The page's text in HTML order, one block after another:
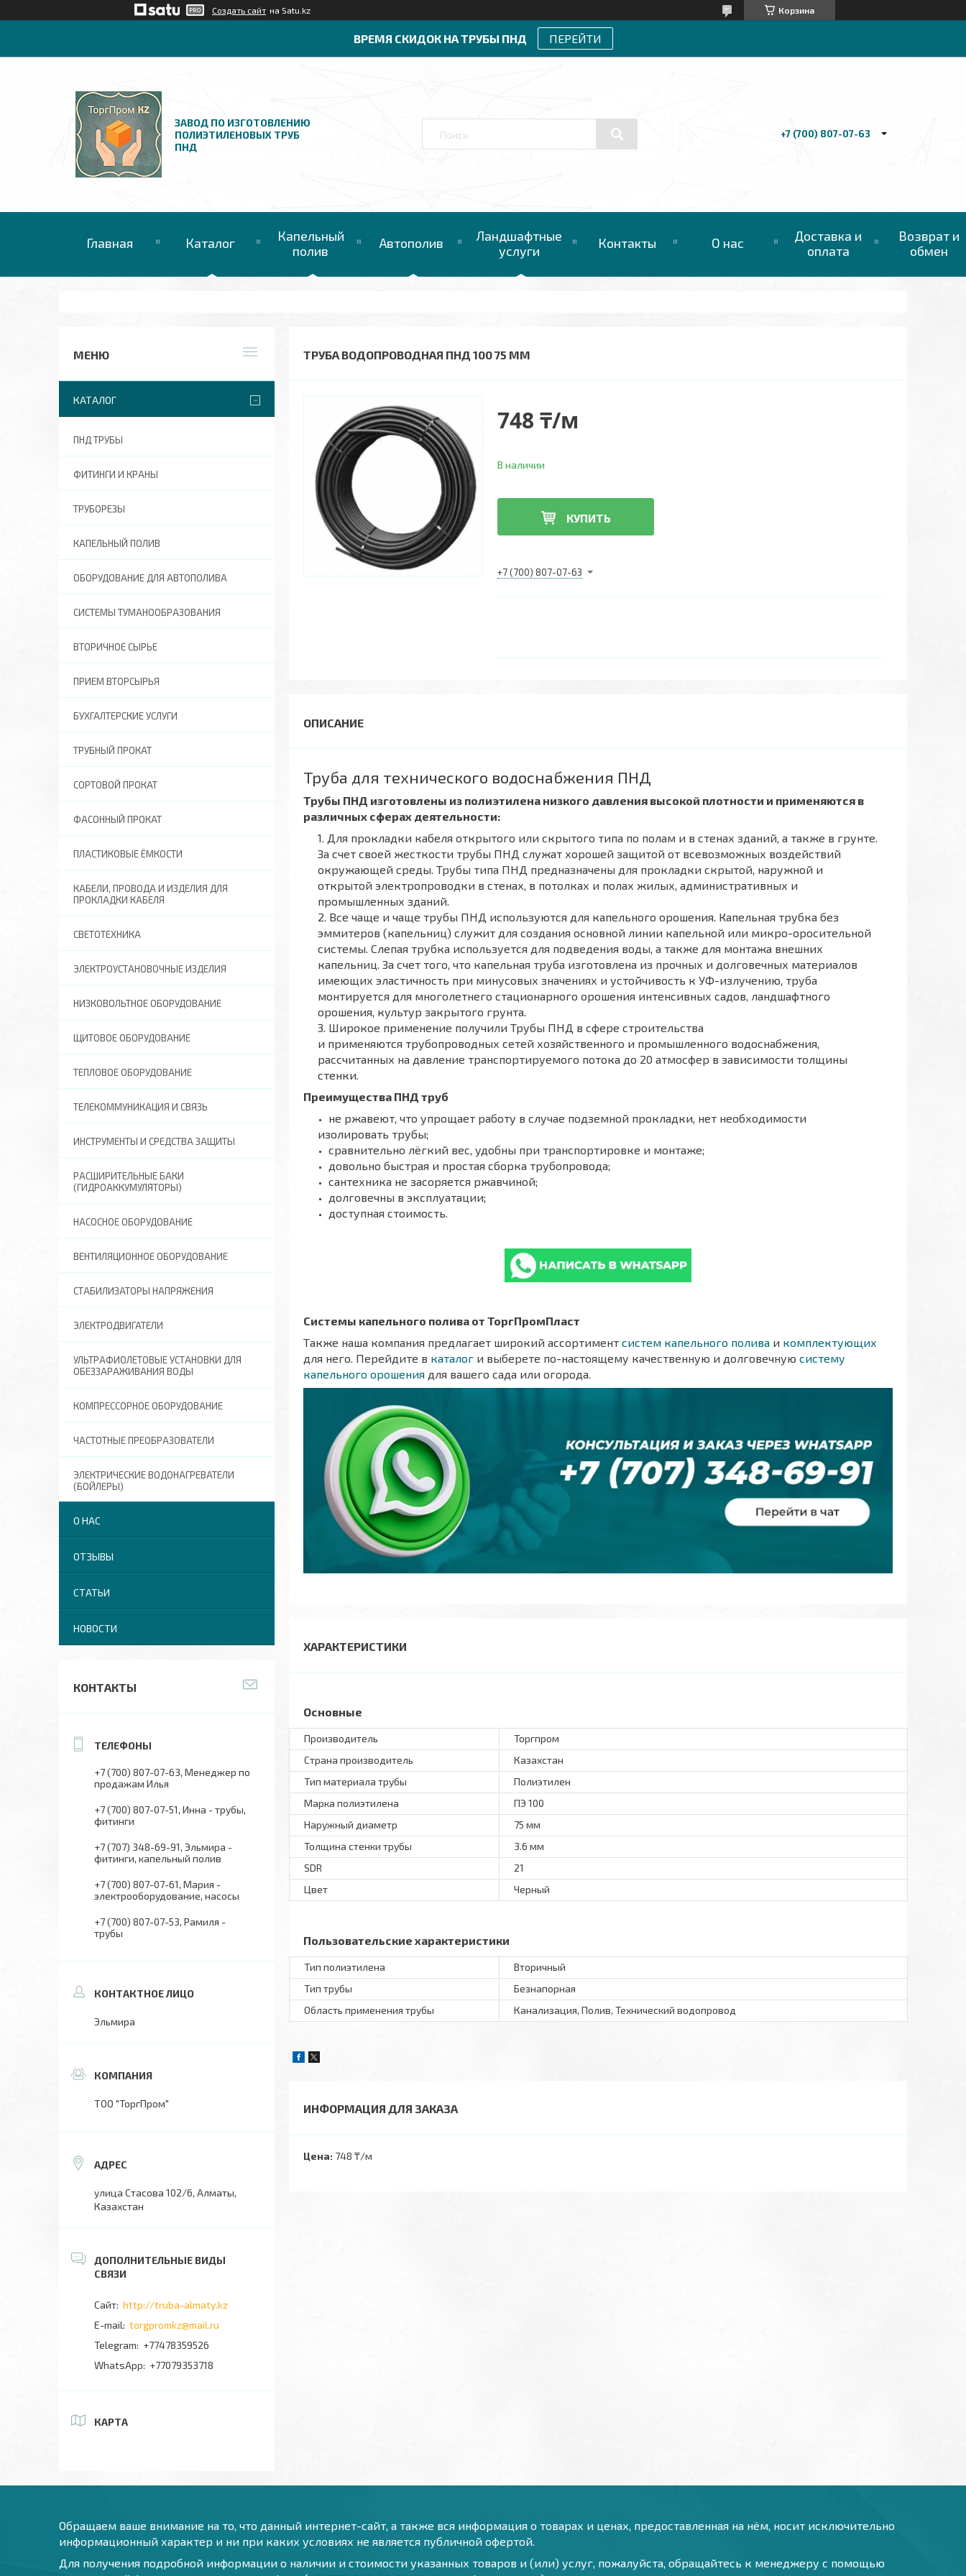
Создать сайт на Satu.kz Корзина
ВРЕМЯ СКИДОК НА ТРУБЫ ПНД ПЕРЕЙТИ
ЗАВОД ПО ИЗГОТОВЛЕНИЮ
ПОЛИЭТИЛЕНОВЫХ ТРУБ
ПНД
+7 (700) 807-07-63
Главная Каталог
Капельный
полив
Автополив
Ландшафтные
услуги
Контакты О нас
Доставка и
оплата
Возврат и
обмен
ТРУБА ВОДОПРОВОДНАЯ ПНД 100 75 ММ
748 ₸/м
В наличии
КУПИТЬ
+7 (700) 807-07-63
Труба для технического водоснабжения ПНД
Трубы ПНД изготовлены из полиэтилена низкого давления высокой плотности и применяются в
различных сферах деятельности:
Для прокладки кабеля открытого или скрытого типа по полам и в стенах зданий, а также в грунте.
За счет своей жесткости трубы ПНД служат хорошей защитой от всевозможных воздействий
окружающей среды. Трубы типа ПНД предназначены для прокладки скрытой, наружной и
открытой электропроводки в стенах, в потолках и полах жилых, административных и
промышленных зданий.
Все чаще и чаще трубы ПНД используются для капельного орошения. Капельная трубка без
эммитеров (капельниц) служит для создания основной линии капельной или микро-оросительной
системы. Слепая трубка используется для подведения воды, а также для монтажа внешних
капельниц. За счет того, что капельная труба изготовлена из прочных и долговечных материалов
имеющих эластичность при минусовых значениях и устойчивость к УФ-излучению, труба
монтируется для многолетнего стационарного орошения интенсивных садов, ландшафтного
орошения, культур закрытого грунта.
Широкое применение получили Трубы ПНД в сфере строительства
и применяются трубопроводных сетей хозяйственного и промышленного водоснабжения,
рассчитанных на давление транспортируемого потока до 20 атмосфер в зависимости толщины
стенки.
Преимущества ПНД труб
не ржавеют, что упрощает работу в случае подземной прокладки, нет необходимости
изолировать трубы;
сравнительно лёгкий вес, удобны при транспортировке и монтаже;
довольно быстрая и простая сборка трубопровода;
сантехника не засоряется ржавчиной;
долговечны в эксплуатации;
доступная стоимость.
Системы капельного полива от ТоргПромПласт
Также наша компания предлагает широкий ассортимент систем капельного полива и комплектующих
для него. Перейдите в каталог и выберете по-настоящему качественную и долговечную систему
капельного орошения для вашего сада или огорода.
ХАРАКТЕРИСТИКИ
Основные
Производитель
Торгпром
Страна производитель
Казахстан
Тип материала трубы
Полиэтилен
Марка полиэтилена
ПЭ 100
Наружный диаметр
75 мм
Толщина стенки трубы
3.6 мм
SDR
21
Цвет
Черный
Пользовательские характеристики
Тип полиэтилена
Вторичный
Тип трубы
Безнапорная
Область применения трубы
Канализация, Полив, Технический водопровод
ИНФОРМАЦИЯ ДЛЯ ЗАКАЗА
Цена: 748 ₸/м
КАТАЛОГ
ПНД ТРУБЫ
ФИТИНГИ И КРАНЫ
ТРУБОРЕЗЫ
КАПЕЛЬНЫЙ ПОЛИВ
ОБОРУДОВАНИЕ ДЛЯ АВТОПОЛИВА
СИСТЕМЫ ТУМАНООБРАЗОВАНИЯ
ВТОРИЧНОЕ СЫРЬЕ
ПРИЕМ ВТОРСЫРЬЯ
БУХГАЛТЕРСКИЕ УСЛУГИ
ТРУБНЫЙ ПРОКАТ
СОРТОВОЙ ПРОКАТ
ФАСОННЫЙ ПРОКАТ
ПЛАСТИКОВЫЕ ЁМКОСТИ
КАБЕЛИ, ПРОВОДА И ИЗДЕЛИЯ ДЛЯ
ПРОКЛАДКИ КАБЕЛЯ
СВЕТОТЕХНИКА
ЭЛЕКТРОУСТАНОВОЧНЫЕ ИЗДЕЛИЯ
НИЗКОВОЛЬТНОЕ ОБОРУДОВАНИЕ
ЩИТОВОЕ ОБОРУДОВАНИЕ
ТЕПЛОВОЕ ОБОРУДОВАНИЕ
ТЕЛЕКОММУНИКАЦИЯ И СВЯЗЬ
ИНСТРУМЕНТЫ И СРЕДСТВА ЗАЩИТЫ
РАСШИРИТЕЛЬНЫЕ БАКИ
(ГИДРОАККУМУЛЯТОРЫ)
НАСОСНОЕ ОБОРУДОВАНИЕ
ВЕНТИЛЯЦИОННОЕ ОБОРУДОВАНИЕ
СТАБИЛИЗАТОРЫ НАПРЯЖЕНИЯ
ЭЛЕКТРОДВИГАТЕЛИ
УЛЬТРАФИОЛЕТОВЫЕ УСТАНОВКИ ДЛЯ
ОБЕЗЗАРАЖИВАНИЯ ВОДЫ
КОМПРЕССОРНОЕ ОБОРУДОВАНИЕ
ЧАСТОТНЫЕ ПРЕОБРАЗОВАТЕЛИ
ЭЛЕКТРИЧЕСКИЕ ВОДОНАГРЕВАТЕЛИ
(БОЙЛЕРЫ)
О НАС
ОТЗЫВЫ
СТАТЬИ
НОВОСТИ
КОНТАКТЫ
+7 (700) 807-07-63 Менеджер по
продажам Илья
+7 (700) 807-07-51 Инна - трубы,
фитинги
+7 (707) 348-69-91 Эльмира -
фитинги, капельный полив
+7 (700) 807-07-61 Мария -
электрооборудование, насосы
+7 (700) 807-07-53 Рамиля -
трубы
Эльмира
ТОО "ТоргПром"
улица Стасова 102/6, Алматы,
Казахстан
http://truba-almaty.kz
torgpromkz@mail.ru
+77478359526
+77079353718
КАРТА
Обращаем ваше внимание на то, что данный интернет-сайт, а также вся информация о товарах и ценах, предоставленная на нём, носит исключительно
информационный характер и ни при каких условиях не является публичной офертой.
Для получения подробной информации о наличии и стоимости указанных товаров и (или) услуг, пожалуйста, обращайтесь к менеджеру с помощью